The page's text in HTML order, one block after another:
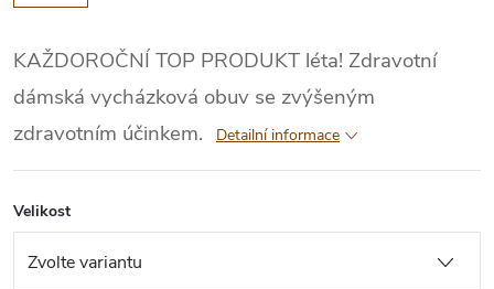
KAŽDOROČNÍ TOP PRODUKT léta! Zdravotní
dámská vycházková obuv se zvýšeným
zdravotním účinkem.
Detailní informace
Velikost